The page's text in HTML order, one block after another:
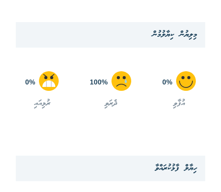
މިލިޔުން ކިޔާލުމުން
0%
އުފާވި
100%
ދެރަވި
0%
ރުޅިއައި
ހިޔާލް ފާޅުކުރައްވާ